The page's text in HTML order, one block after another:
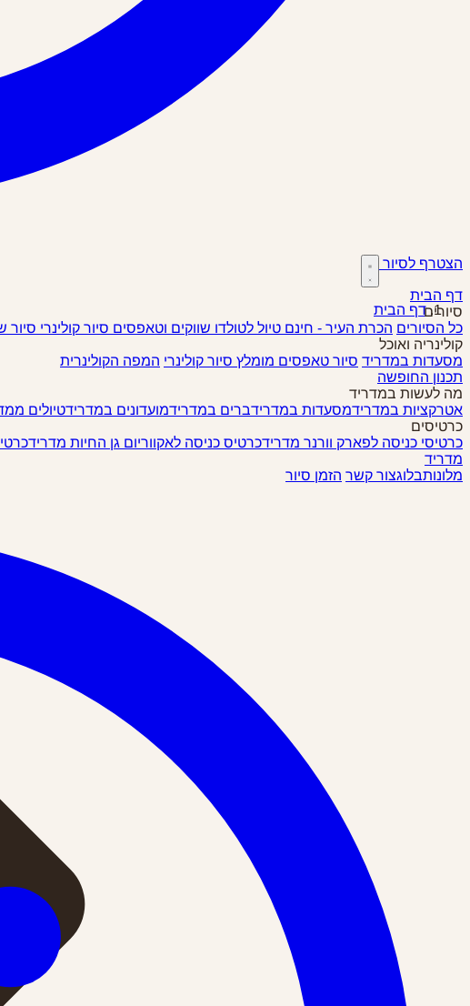
הצטרף לסיור
דף הבית
סיורים
כל הסיורים הכרת העיר - חינם טיול לטולדו שווקים וטאפסים סיור קולינרי סיור
קולינריה ואוכל
מסעדות במדריד סיור טאפסים מומלץ סיור קולינרי המפה הקולינרית
תכנון החופשה
מה לעשות במדריד
אטרקציות במדרידמסעדות במדרידברים במדרידמועדונים במדרידטיולים
כרטיסים
כרטיסי כניסה לפארק וורנר מדרידכרטיס כניסה לאקווריום גן החיות מדריד
מדריד
מלונותבלוגצור קשר הזמן סיור
דף הבית